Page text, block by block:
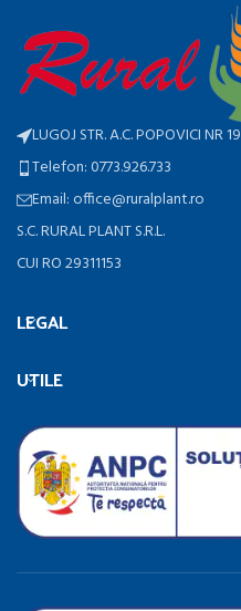
LUGOJ STR. A.C. POPOVICI NR 19
Telefon: 0773.926.733
Email: office@ruralplant.ro
S.C. RURAL PLANT S.R.L.
CUI RO 29311153
LEGAL
UTILE